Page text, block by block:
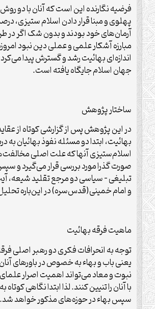
فرضیه نگارنده این است که آنان با دو روش
پهلوی و مبنا قرار دادن اسلام ستیزی،
آرمان‌های خود بودند و بدون شک اگر در
مبارزه آشکار علمی و عملی دین نبود
اندازه‌ای بهائیت رشد و گسترش پیدا
جهان اسلام جایگاه یافته است.
ساختار پژوهش
در این پژوهش پس از گزارشی کوتاه از
بهائیت، ابتدا دو مسئله نفوذ بهائیان به
اسلام‌ستیزی آنها که علت اصلی
صورت گذرا مورد بررسی قرار می‌گیرد و
تبلیغی – سیاسی دو مرجع تقلید شیعه،
و امام خمینی(قدس‌سره) در این‌باره
ماهیت فرقه بهائیت
یعنی باب و بهاء به خصوص در باورهای
نبوت و معاد می‌تواند اهمیت اصرار علمای
با آنان را تنیین کنند. لذا ابتدا نگاهی
سپس بهاء در حوزه‌های مذکور خواهد شد.